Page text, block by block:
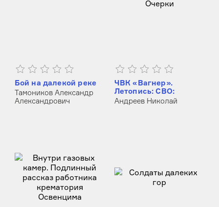
Тамоников Александр
Александрович
Бой на далекой реке
Андреев Николай
ЧВК «Вагнер».
Летопись: СВО:
Очерки